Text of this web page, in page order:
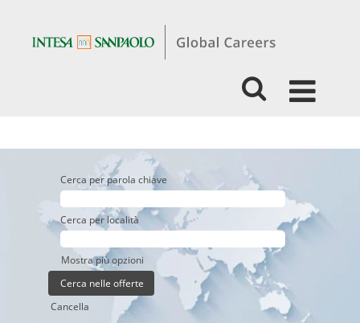
Cerca per parola chiave
Cerca per località
Mostra più opzioni
Cancella